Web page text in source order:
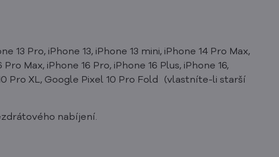
13 Pro, iPhone 13, iPhone 13 mini, iPhone 14 Pro Max,
Max, iPhone 16 Pro, iPhone 16 Plus, iPhone 16,
10 Pro XL, Google Pixel 10 Pro Fold (vlastníte-li starší
nabíjení.